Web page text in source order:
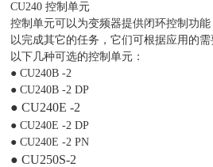
CU240 控制单元
控制单元可以为变频器提供闭环控制功
以完成其它的任务，它们可根据应用的
以下几种可选的控制单元：
● CU240B -2
● CU240B -2 DP
● CU240E -2
● CU240E -2 DP
● CU240E -2 PN
● CU250S-2